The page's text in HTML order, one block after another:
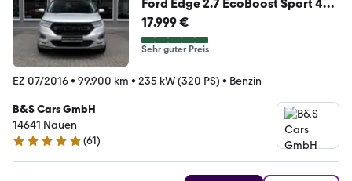
Ford Edge 2.7 EcoBoost Sport 4x4
Sync
17.999 €
Sehr guter Preis
EZ 07/2016• 99.900 km • 235 kW (320 PS) • Benzin
B&S Cars GmbH
14641 Nauen
4.8 Sterne
(61)